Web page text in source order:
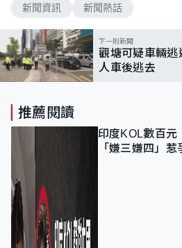
新聞資訊 新聞熱話
下一則新聞
觀塘可疑車輛
人車後逃去
推薦閱讀
印度KOL數百
「嫌三嫌四」